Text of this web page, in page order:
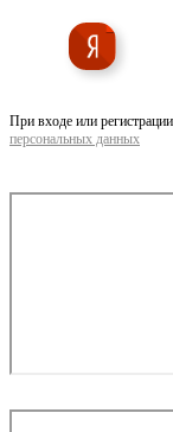
При входе или
персональных данных